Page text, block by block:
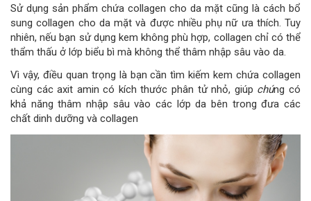
Sử dụng sản phẩm chứa collagen cho da mặt cũng là cách bổ
sung collagen cho da mặt và được nhiều phụ nữ ưa thích. Tuy
nhiên, nếu bạn sử dụng kem không phù hợp, collagen chỉ có thể
thẩm thấu ở lớp biểu bì mà không thể thâm nhập sâu vào da.
Vì vậy, điều quan trọng là bạn cần tìm kiếm kem chứa collagen
cùng các axit amin có kích thước phân tử nhỏ, giúp chúng có
khả năng thâm nhập sâu vào các lớp da bên trong đưa các
chất dinh dưỡng và collagen